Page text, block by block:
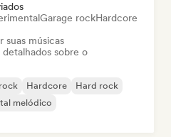
Garage rockHardcore
suas músicas
sobre o
Hardcore
Hard rock
melódico